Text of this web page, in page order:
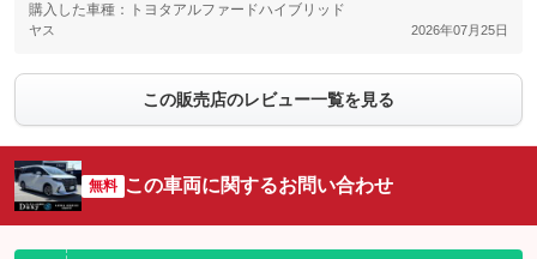
購入した車種：トヨタアルファードハイブリッド
ヤス 2026年07月25日
この販売店のレビュー一覧を見る
無料 この車両に関するお問い合わせ